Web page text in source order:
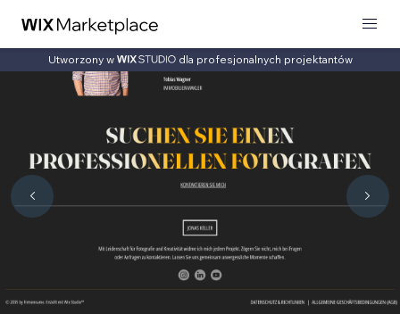
Utworzony w dla profesjonalnych projektantów